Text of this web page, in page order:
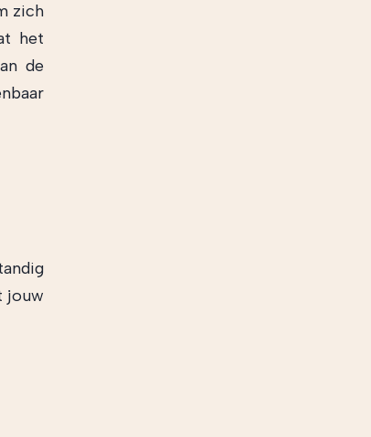
zich
het
de
jouw